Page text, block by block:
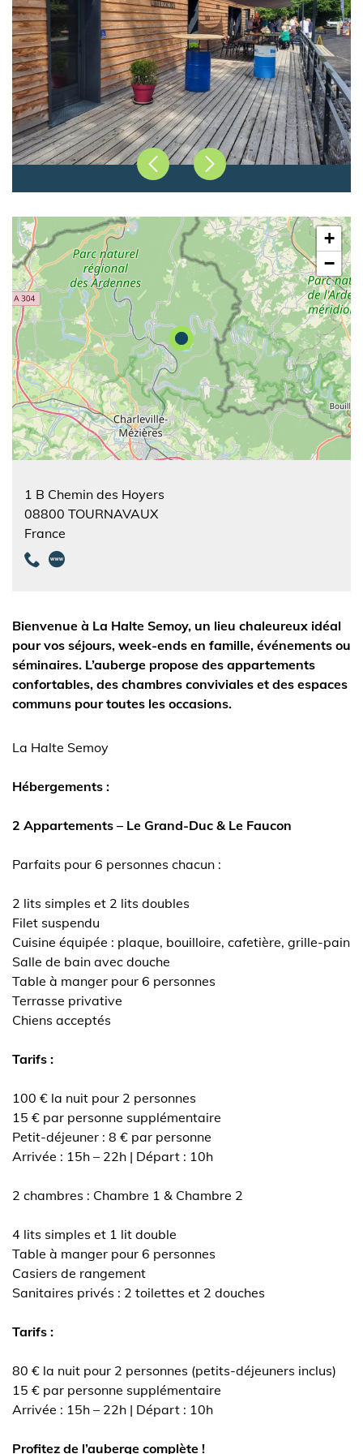
PrécédentSuivant
+
−
1 B Chemin des Hoyers
08800 TOURNAVAUX
France
Bienvenue à La Halte Semoy, un lieu chaleureux idéal
pour vos séjours, week-ends en famille, événements ou
séminaires. L’auberge propose des appartements
confortables, des chambres conviviales et des espaces
communs pour toutes les occasions.
La Halte Semoy
Hébergements :
2 Appartements – Le Grand-Duc & Le Faucon
Parfaits pour 6 personnes chacun :
2 lits simples et 2 lits doubles
Filet suspendu
Cuisine équipée : plaque, bouilloire, cafetière, grille-pain
Salle de bain avec douche
Table à manger pour 6 personnes
Terrasse privative
Chiens acceptés
Tarifs :
100 € la nuit pour 2 personnes
15 € par personne supplémentaire
Petit-déjeuner : 8 € par personne
Arrivée : 15h – 22h | Départ : 10h
2 chambres : Chambre 1 & Chambre 2
4 lits simples et 1 lit double
Table à manger pour 6 personnes
Casiers de rangement
Sanitaires privés : 2 toilettes et 2 douches
Tarifs :
80 € la nuit pour 2 personnes (petits-déjeuners inclus)
15 € par personne supplémentaire
Arrivée : 15h – 22h | Départ : 10h
Profitez de l’auberge complète !